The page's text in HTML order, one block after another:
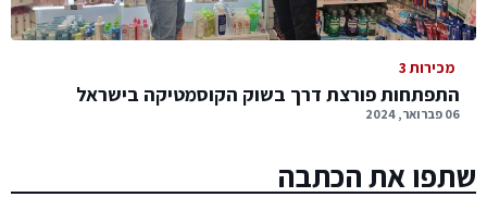
מכירות 3
התפתחות פורצת דרך בשוק הקוסמטיקה בישראל
06 פברואר, 2024
שתפו את הכתבה